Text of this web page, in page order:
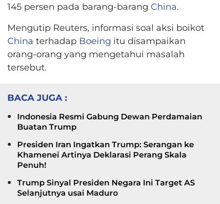
145 persen pada barang-barang China.
Mengutip Reuters, informasi soal aksi boikot
China terhadap Boeing itu disampaikan
orang-orang yang mengetahui masalah
tersebut.
BACA JUGA :
Indonesia Resmi Gabung Dewan Perdamaian
Buatan Trump
Presiden Iran Ingatkan Trump: Serangan ke
Khamenei Artinya Deklarasi Perang Skala
Penuh!
Trump Sinyal Presiden Negara Ini Target AS
Selanjutnya usai Maduro